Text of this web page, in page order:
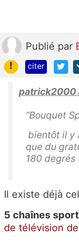
Publié par
!
citer
patrick2000
“Bouquet
bientôt il y
que du
180 degrés
Il existe déjà
5 chaînes
de télévision